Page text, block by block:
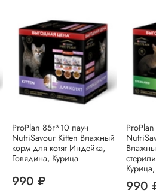
ProPlan 85г*10 пауч
NutriSavour Kitten Влажный
корм для котят Индейка,
Говядина, Курица
990 ₽
Курица,
990